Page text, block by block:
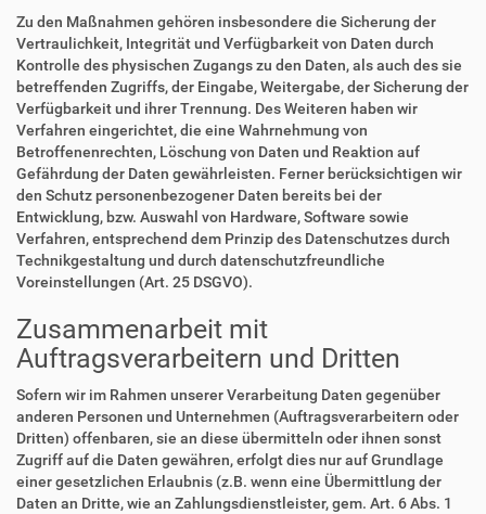
Zu den Maßnahmen gehören insbesondere die Sicherung der
Vertraulichkeit, Integrität und Verfügbarkeit von Daten durch
Kontrolle des physischen Zugangs zu den Daten, als auch des sie
betreffenden Zugriffs, der Eingabe, Weitergabe, der Sicherung der
Verfügbarkeit und ihrer Trennung. Des Weiteren haben wir
Verfahren eingerichtet, die eine Wahrnehmung von
Betroffenenrechten, Löschung von Daten und Reaktion auf
Gefährdung der Daten gewährleisten. Ferner berücksichtigen wir
den Schutz personenbezogener Daten bereits bei der
Entwicklung, bzw. Auswahl von Hardware, Software sowie
Verfahren, entsprechend dem Prinzip des Datenschutzes durch
Technikgestaltung und durch datenschutzfreundliche
Voreinstellungen (Art. 25 DSGVO).
Zusammenarbeit mit
Auftragsverarbeitern und Dritten
Sofern wir im Rahmen unserer Verarbeitung Daten gegenüber
anderen Personen und Unternehmen (Auftragsverarbeitern oder
Dritten) offenbaren, sie an diese übermitteln oder ihnen sonst
Zugriff auf die Daten gewähren, erfolgt dies nur auf Grundlage
einer gesetzlichen Erlaubnis (z.B. wenn eine Übermittlung der
Daten an Dritte, wie an Zahlungsdienstleister, gem. Art. 6 Abs. 1